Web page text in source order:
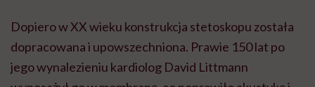
Dopiero w XX wieku konstrukcja stetoskopu została
dopracowana i upowszechniona. Prawie 150 lat po
jego wynalezieniu kardiolog David Littmann